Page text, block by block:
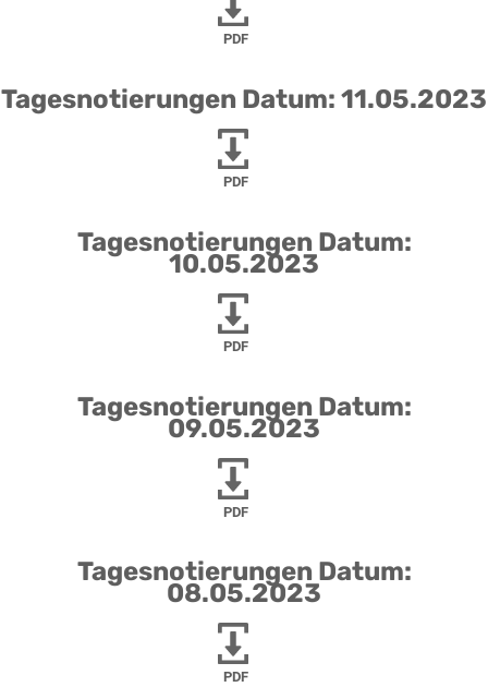
PDF
Tagesnotierungen Datum: 11.05.2023
PDF
Tagesnotierungen Datum:
10.05.2023
PDF
Tagesnotierungen Datum:
09.05.2023
PDF
Tagesnotierungen Datum:
08.05.2023
PDF